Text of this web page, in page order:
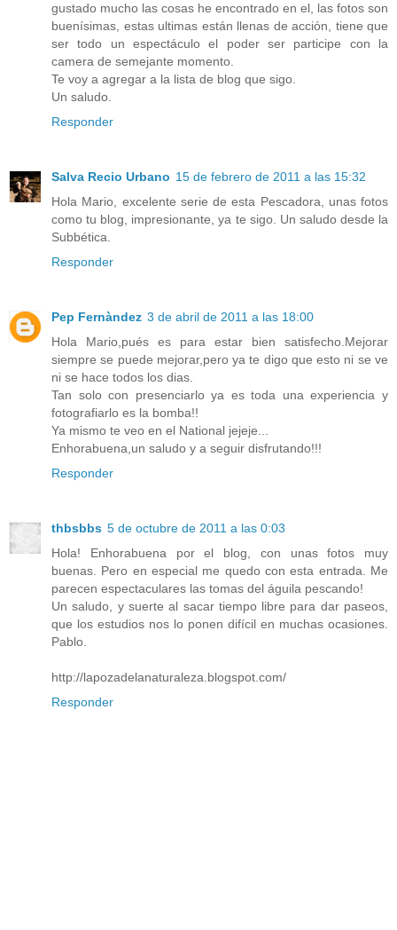
gustado mucho las cosas he encontrado en el, las fotos son
buenísimas, estas ultimas están llenas de acción, tiene que
ser todo un espectáculo el poder ser participe con la
camera de semejante momento.
Te voy a agregar a la lista de blog que sigo.
Un saludo.
Responder
Salva Recio Urbano 15 de febrero de 2011 a las 15:32
Hola Mario, excelente serie de esta Pescadora, unas fotos
como tu blog, impresionante, ya te sigo. Un saludo desde la
Subbética.
Responder
Pep Fernàndez 3 de abril de 2011 a las 18:00
Hola Mario,pués es para estar bien satisfecho.Mejorar
siempre se puede mejorar,pero ya te digo que esto ni se ve
ni se hace todos los dias.
Tan solo con presenciarlo ya es toda una experiencia y
fotografiarlo es la bomba!!
Ya mismo te veo en el National jejeje...
Enhorabuena,un saludo y a seguir disfrutando!!!
Responder
thbsbbs 5 de octubre de 2011 a las 0:03
Hola! Enhorabuena por el blog, con unas fotos muy
buenas. Pero en especial me quedo con esta entrada. Me
parecen espectaculares las tomas del águila pescando!
Un saludo, y suerte al sacar tiempo libre para dar paseos,
que los estudios nos lo ponen difícil en muchas ocasiones.
Pablo.
http://lapozadelanaturaleza.blogspot.com/
Responder